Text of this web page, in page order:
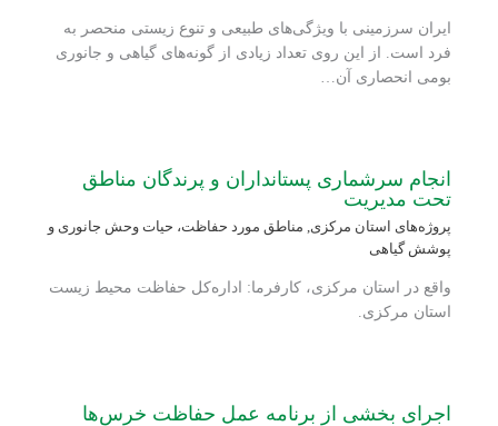
ایران سرزمینی با ویژگی‌های طبیعی و تنوع زیستی منحصر به
فرد است. از این روی تعداد زیادی از گونه‌های گیاهی و جانوری
بومی انحصاری آن…
انجام سرشماری پستانداران و پرندگان مناطق
تحت مدیریت
پروژه‌های استان مرکزی, مناطق مورد حفاظت، حیات وحش جانوری و
پوشش گیاهی
واقع در استان مرکزی، کارفرما: اداره‌کل حفاظت محیط زیست
استان مرکزی.
اجرای بخشی از برنامه عمل حفاظت خرس‌ها